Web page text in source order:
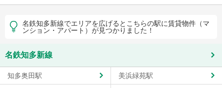
名鉄知多新線でエリアを広げるとこちらの駅に賃貸物件（マ
ンション・アパート）が見つかりました！
名鉄知多新線
知多奥田駅 美浜緑苑駅